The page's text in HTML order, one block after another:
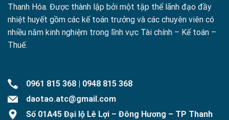
Thanh Hóa. Được thành lập bởi một tập thể lãnh đạo đầy
nhiệt huyết gồm các kế toán trưởng và các chuyên viên có
nhiều năm kinh nghiệm trong lĩnh vực Tài chính – Kế toán –
Thuế.
0961 815 368 | 0948 815 368
daotao.atc@gmail.com
Số 01A45 Đại lộ Lê Lợi – Đông Hương – TP Thanh